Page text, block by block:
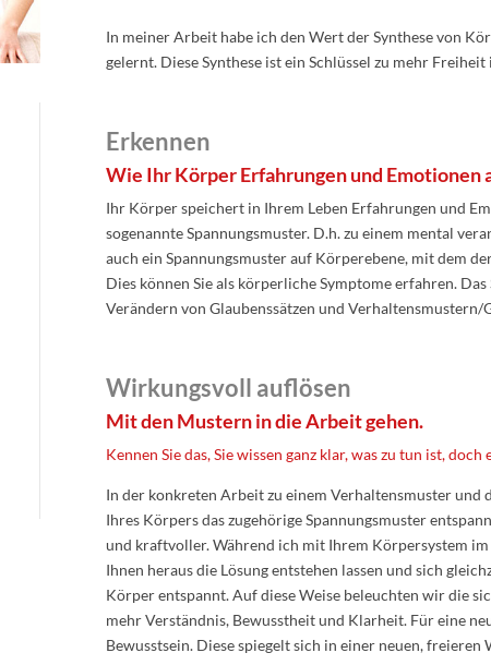
In meiner Arbeit habe ich den Wert der Synthese von
gelernt. Diese Synthese ist ein Schlüssel zu mehr
Erkennen
Wie Ihr Körper Erfahrungen und Emotionen
Ihr Körper speichert in Ihrem Leben Erfahrungen und
sogenannte Spannungsmuster. D.h. zu einem mental
auch ein Spannungsmuster auf Körperebene, mit dem
Dies können Sie als körperliche Symptome erfahren.
Verändern von Glaubenssätzen und
Wirkungsvoll auflösen
Mit den Mustern in die Arbeit gehen.
Kennen Sie das, Sie wissen ganz klar, was zu tun ist,
In der konkreten Arbeit zu einem Verhaltensmuster und
Ihres Körpers das zugehörige Spannungsmuster
und kraftvoller. Während ich mit Ihrem Körpersystem
Ihnen heraus die Lösung entstehen lassen und sich
Körper entspannt. Auf diese Weise beleuchten wir die
mehr Verständnis, Bewusstheit und Klarheit. Für eine
Bewusstsein. Diese spiegelt sich in einer neuen,